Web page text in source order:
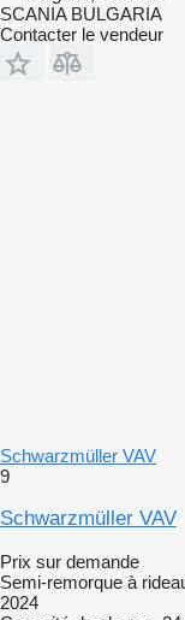
SCANIA BULGARIA
Contacter le vendeur
Schwarzmüller VAV
9
Schwarzmüller VAV
Prix sur demande
Semi-remorque à
2024